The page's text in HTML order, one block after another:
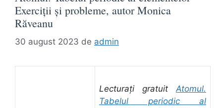
Exerciții și probleme, autor Monica
Răveanu
30 august 2023 de admin
Lecturați gratuitAtomul.
Tabelul periodic al